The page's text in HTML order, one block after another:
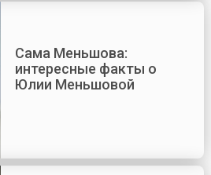
Сама Меньшова:
интересные факты о
Юлии Меньшовой